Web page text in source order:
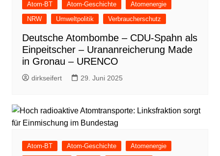
Atom-BT Atom-Geschichte
Atomenergie
NRW
Umweltpolitik Verbraucherschutz
Deutsche Atombombe – CDU-Spahn als
Einpeitscher – Urananreicherung Made
in Gronau – URENCO
dirkseifert 29. Juni 2025
Atom-BT Atom-Geschichte Atomenergie